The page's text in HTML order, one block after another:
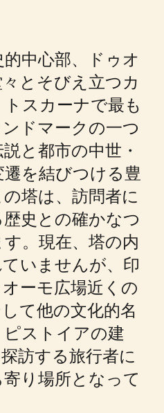
中心部、ドゥオ
とそびえ立つカ
スカーナで最も
ドマークの一つ
と都市の中世・
を結びつける豊
塔は、訪問者に
史との確かなつ
。現在、塔の内
いませんが、印
ーモ広場近くの
て他の文化的名
ストイアの建
訪する旅行者に
り場所となって